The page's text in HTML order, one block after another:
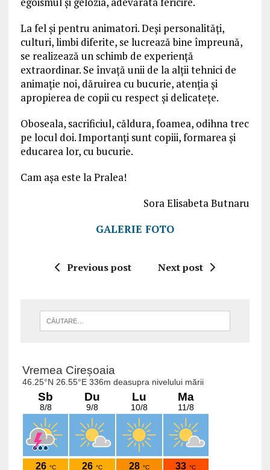
La fel și pentru animatori. Deși personalități,
culturi, limbi diferite, se lucrează bine împreună,
se realizează un schimb de experiență
extraordinar. Se învață unii de la alții tehnici de
animație noi, dăruirea cu bucurie, atenția și
apropierea de copii cu respect și delicatețe.
Oboseala, sacrificiul, căldura, foamea, odihna trec
pe locul doi. Importanți sunt copiii, formarea și
educarea lor, cu bucurie.
Cam așa este la Pralea!
Sora Elisabeta Butnaru
GALERIE FOTO
Previous post Next post